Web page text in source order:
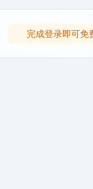
完成登录即可免